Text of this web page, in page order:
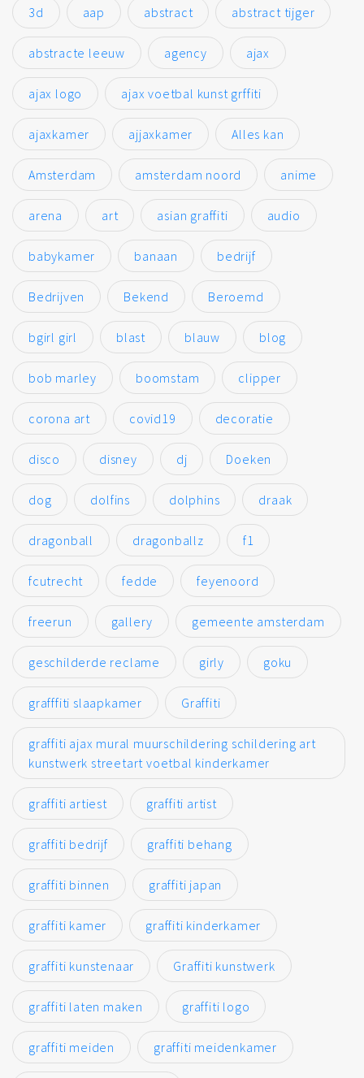
3d aap abstract abstract tijger
abstracte leeuw agency ajax
ajax logo ajax voetbal kunst grffiti
ajaxkamer ajjaxkamer Alles kan
Amsterdam amsterdam noord anime
arena art asian graffiti audio
babykamer banaan bedrijf
Bedrijven Bekend Beroemd
bgirl girl blast blauw blog
bob marley boomstam clipper
corona art covid19 decoratie
disco disney dj Doeken
dog dolfins dolphins draak
dragonball dragonballz f1
fcutrecht fedde feyenoord
freerun gallery gemeente amsterdam
geschilderde reclame girly goku
grafffiti slaapkamer Graffiti
graffiti ajax mural muurschildering schildering art
kunstwerk streetart voetbal kinderkamer
graffiti artiest graffiti artist
graffiti bedrijf graffiti behang
graffiti binnen graffiti japan
graffiti kamer graffiti kinderkamer
graffiti kunstenaar Graffiti kunstwerk
graffiti laten maken graffiti logo
graffiti meiden graffiti meidenkamer